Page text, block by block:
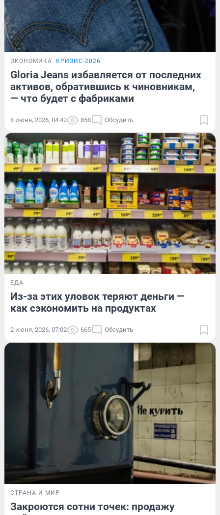
ЭКОНОМИКА КРИЗИС-2026
Gloria Jeans избавляется от последних
активов, обратившись к чиновникам,
— что будет с фабриками
8 июня, 2026, 04:42 858 Обсудить
ЕДА
Из-за этих уловок теряют деньги —
как сэкономить на продуктах
2 июня, 2026, 07:02 665 Обсудить
СТРАНА И МИР
Закроются сотни точек: продажу